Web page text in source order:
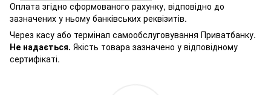
Оплата згідно сформованого рахунку, відповідно до
зазначених у ньому банківських реквізитів.
Через касу або термінал самообслуговування Приватбанку.
Не надається. Якість товара зазначено у відповідному
сертифікаті.